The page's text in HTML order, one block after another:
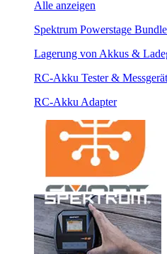
Alle anzeigen
Spektrum Powerstage
Lagerung von Akkus &
RC-Akku Tester &
RC-Akku Adapter